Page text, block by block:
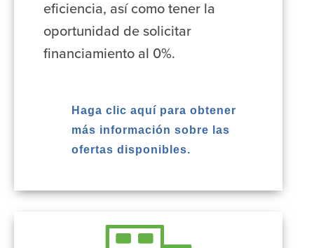
eficiencia, así como tener la
oportunidad de solicitar
financiamiento al 0%.
Haga clic aquí para obtener
más información sobre las
ofertas disponibles.